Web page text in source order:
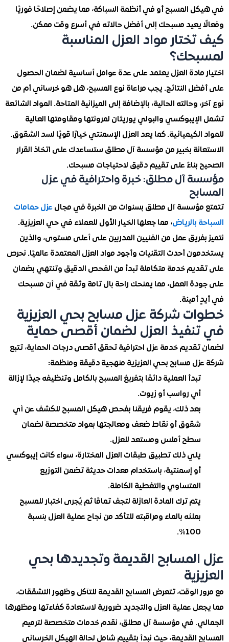
المسبح أو في أنظمة السباكة، مما يضمن إصلاحًا فوريًا
يعيد مسبحك إلى أفضل حالاته في أسرع وقت ممكن.
مواد العزل المناسبة
مادة العزل يعتمد على عدة عوامل أساسية لضمان الحصول
النتائج. يجب مراعاة نوع المسبح، هل هو خرساني أم من
وحالته الحالية، بالإضافة إلى الميزانية المتاحة. المواد الشائعة
والبولي يوريثان لمرونتها ومقاومتها العالية
الكيميائية. كما يعد العزل الإسمنتي خيارًا قويًا لسد الشقوق.
بخبير من مؤسسة آل مطلق ستساعدك على اتخاذ القرار
بناءً على تقييم دقيق لاحتياجات مسبحك.
آل مطلق: خبرة واحترافية في عزل
مؤسسة آل مطلق بسنوات من الخبرة في مجالعزل حمامات
بالرياض ، مما جعلها الخيار الأول للعملاء في حي العزيزية.
عمل من الفنيين المدربين على أعلى مستوى، والذين
أحدث التقنيات وأجود مواد العزل المعتمدة عالميًا. نحرص
خدمة متكاملة تبدأ من الفحص الدقيق وتنتهي بضمان
العمل، مما يمنحك راحة بال تامة وثقة في أن مسبحك
أمينة.
شركة عزل مسابح بحي العزيزية
العزل لضمان أقصى حماية
خدمة عزل احترافية تحقق أقصى درجات الحماية، تتبع
مسابح بحي العزيزية منهجية دقيقة ومنظمة:
تبدأ العملية دائمًا بتفريغ المسبح بالكامل وتنظيفه جيدًا لإزالة
أي رواسب أو زيوت.
بعد ذلك، يقوم فريقنا بفحص هيكل المسبح للكشف عن أي
شقوق أو نقاط ضعف ومعالجتها بمواد متخصصة لضمان
سطح أملس ومستعد للعزل.
يلي ذلك تطبيق طبقات العزل المختارة، سواء كانت إيبوكسي
أو إسمنتية، باستخدام معدات حديثة تضمن التوزيع
المتساوي والتغطية الكاملة.
يتم ترك المادة العازلة لتجف تمامًا ثم يُجرى اختبار للمسبح
بملئه بالماء ومراقبته للتأكد من نجاح عملية العزل بنسبة
القديمة وتجديدها بحي
الوقت، تتعرض المسابح القديمة للتآكل وظهور التشققات،
عملية العزل والتجديد ضرورية لاستعادة كفاءتها ومظهرها
في مؤسسة آل مطلق، نقدم خدمات متخصصة لترميم
القديمة، حيث نبدأ بتقييم شامل لحالة الهيكل الخرساني